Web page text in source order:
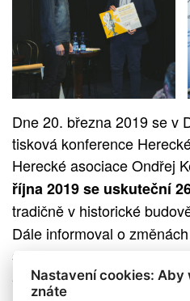
Dne 20. března 2019 se v
tisková konference
Herecké asociace Ondřej
října 2019 se uskuteční
tradičně v historické
Dále informoval o
slavnostního večera týkají
aktivitách Herecké
Nastavení cookies: Aby
znáte